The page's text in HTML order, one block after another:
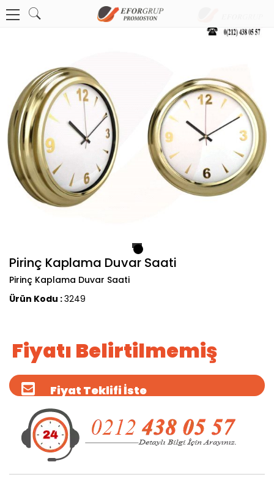
Pirinç Kaplama Duvar Saati
Pirinç Kaplama Duvar Saati
Ürün Kodu :3249
Fiyatı Belirtilmemiş
Fiyat Teklifi İste